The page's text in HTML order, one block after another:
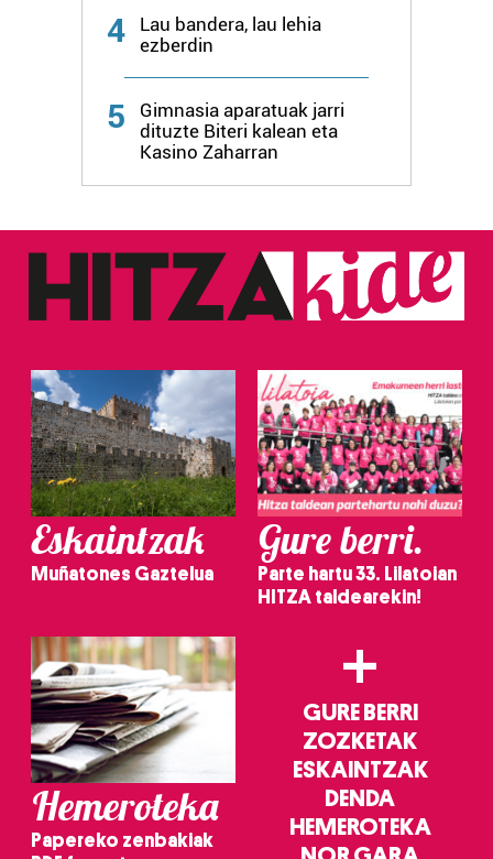
4
Lau bandera, lau lehia
ezberdin
5
Gimnasia aparatuak jarri
dituzte Biteri kalean eta
Kasino Zaharran
Eskaintzak
Muñatones Gaztelua
Gure berri.
Parte hartu 33. Lilatoian
HITZA taldearekin!
Hemeroteka
Papereko zenbakiak
+
GURE BERRI
ZOZKETAK
ESKAINTZAK
DENDA
HEMEROTEKA